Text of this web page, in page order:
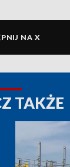
NA X
TAKŻE